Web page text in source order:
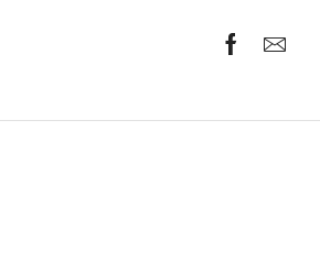
Facebook
Email